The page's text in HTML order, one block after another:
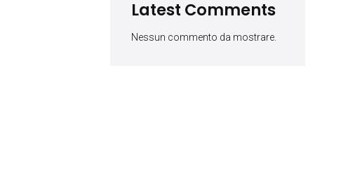
Latest Comments
Nessun commento da mostrare.